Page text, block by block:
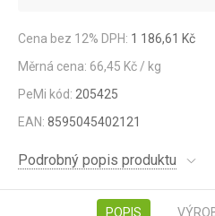
Cena bez 12% DPH: 1 186,61 Kč
Měrná cena: 66,45 Kč / kg
PeMi kód: 205425
EAN: 8595045402121
Podrobný popis produktu
POPIS